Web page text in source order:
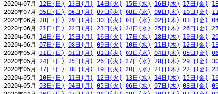
2020年07月 12日(日) 13日(月) 14日(火) 15日(水) 16日(木) 17日(金)
2020年07月 05日(日) 06日(月) 07日(火) 08日(水) 09日(木) 10日(金)
2020年06月 28日(日) 29日(月) 30日(火) 01日(水) 02日(木) 03日(金)
2020年06月 21日(日) 22日(月) 23日(火) 24日(水) 25日(木) 26日(金)
2020年06月 14日(日) 15日(月) 16日(火) 17日(水) 18日(木) 19日(金)
2020年06月 07日(日) 08日(月) 09日(火) 10日(水) 11日(木) 12日(金)
2020年05月 31日(日) 01日(月) 02日(火) 03日(水) 04日(木) 05日(金)
2020年05月 24日(日) 25日(月) 26日(火) 27日(水) 28日(木) 29日(金)
2020年05月 17日(日) 18日(月) 19日(火) 20日(水) 21日(木) 22日(金)
2020年05月 10日(日) 11日(月) 12日(火) 13日(水) 14日(木) 15日(金)
2020年05月 03日(日) 04日(月) 05日(火) 06日(水) 07日(木) 08日(金)